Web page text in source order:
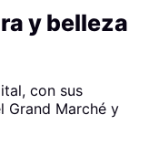
y belleza
con sus
Grand Marché y